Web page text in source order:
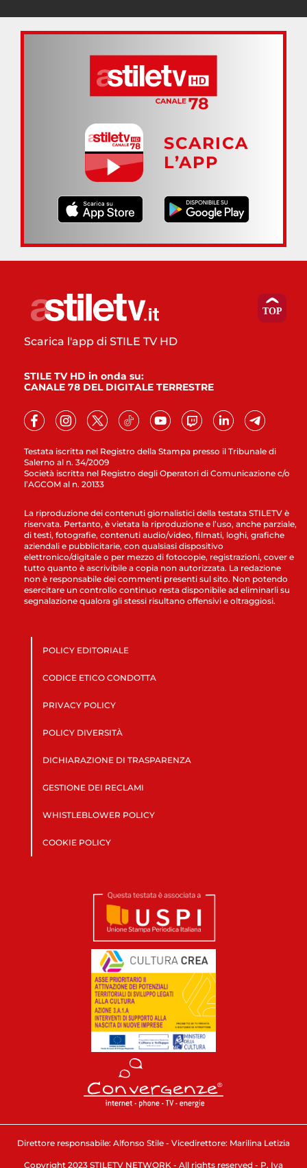
SCARICA
L’APP
Testata iscritta nel Registro della Stampa presso il Tribunale di
Salerno al n. 34/2009
Società iscritta nel Registro degli Operatori di Comunicazione c/o
l’AGCOM al n. 20133
Scarica l'app di STILE TV HD
STILE TV HD in onda su:
CANALE 78 DEL DIGITALE TERRESTRE
La riproduzione dei contenuti giornalistici della testata STILETV è
riservata. Pertanto, è vietata la riproduzione e l’uso, anche parziale,
di testi, fotografie, contenuti audio/video, filmati, loghi, grafiche
aziendali e pubblicitarie, con qualsiasi dispositivo
elettronico/digitale o per mezzo di fotocopie, registrazioni, cover e
tutto quanto è ascrivibile a copia non autorizzata. La redazione
non è responsabile dei commenti presenti sul sito. Non potendo
esercitare un controllo continuo resta disponibile ad eliminarli su
segnalazione qualora gli stessi risultano offensivi e oltraggiosi.
POLICY EDITORIALE
CODICE ETICO CONDOTTA
PRIVACY POLICY
POLICY DIVERSITÀ
DICHIARAZIONE DI TRASPARENZA
GESTIONE DEI RECLAMI
WHISTLEBLOWER POLICY
COOKIE POLICY
Direttore responsabile: Alfonso Stile - Vicedirettore: Marilina Letizia
Copyright 2023 STILETV NETWORK - All rights reserved - P. Iva